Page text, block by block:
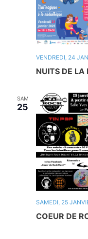
NUITS DE LA
VENDREDI, 24
SAM
25
COEUR DE
SAMEDI, 25